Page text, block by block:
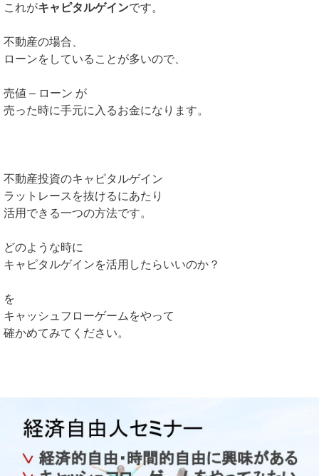
これがキャピタルゲインです。
不動産の場合、
ローンをしていることが多いので、
売値 – ローン が
売った時に手元に入るお金になります。
不動産投資のキャピタルゲイン
ラットレースを抜けるにあたり
活用できる一つの方法です。
どのような時に
キャピタルゲインを活用したらいいのか？
を
キャッシュフローゲームをやって
確かめてみてください。